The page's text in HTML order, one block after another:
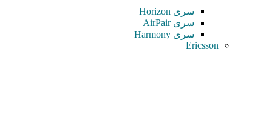
سری Horizon
سری AirPair
سری Harmony
Ericsson